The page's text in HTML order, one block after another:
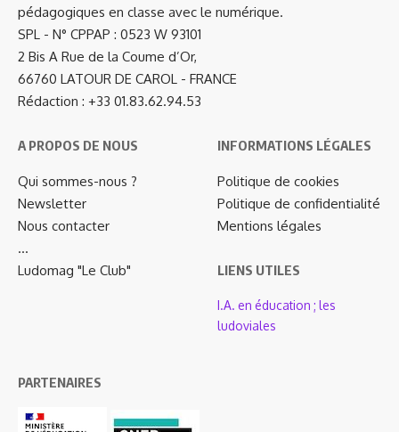
pédagogiques en classe avec le numérique.
SPL - N° CPPAP : 0523 W 93101
2 Bis A Rue de la Coume d’Or,
66760 LATOUR DE CAROL - FRANCE
Rédaction : +33 01.83.62.94.53
A PROPOS DE NOUS
Qui sommes-nous ?
Newsletter
Nous contacter
…
Ludomag "Le Club"
INFORMATIONS LÉGALES
Politique de cookies
Politique de confidentialité
Mentions légales
LIENS UTILES
I.A. en éducation ; les
ludoviales
PARTENAIRES